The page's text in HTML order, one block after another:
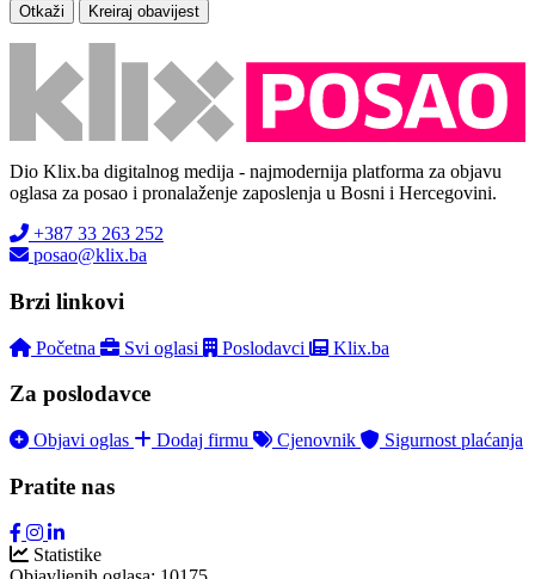
Otkaži Kreiraj obavijest
Dio Klix.ba digitalnog medija - najmodernija platforma za objavu
oglasa za posao i pronalaženje zaposlenja u Bosni i Hercegovini.
+387 33 263 252
posao@klix.ba
Brzi linkovi
Početna Svi oglasi Poslodavci Klix.ba
Za poslodavce
Objavi oglas Dodaj firmu Cjenovnik Sigurnost plaćanja
Pratite nas
Statistike